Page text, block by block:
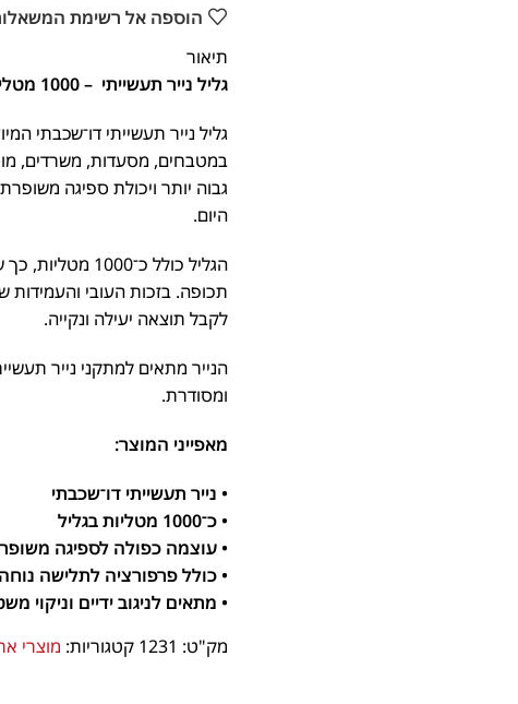
הוספה אל רשימת המשאלות
תיאור
גליל נייר תעשייתי – 1000 מטליות, חזק וסופג לשימוש יומיומי
גליל נייר תעשייתי דו־שכבתי
במטבחים, מסעדות, משרדים,
גבוה יותר ויכולת ספיגה
היום.
הגליל כולל
תכופה. בזכות העובי והעמידות
לקבל תוצאה יעילה ונקייה.
הנייר מתאים למתקני נייר
ומסודרת.
מאפייני המוצר:
• נייר תעשייתי דו־שכבתי
• כ־1000 מטליות בגליל
• עוצמה כפולה לספיגה משופרת
• כולל פרפורציה לתלישה נוחה
• מתאים לניגוב ידיים וניקוי
• שימוש נפוץ במטבחים,
מק"ט:1231קטגוריות:מוצרי